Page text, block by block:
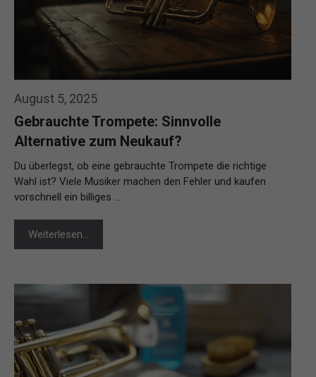
August 5, 2025
Gebrauchte Trompete: Sinnvolle
Alternative zum Neukauf?
Du überlegst, ob eine gebrauchte Trompete die richtige
Wahl ist? Viele Musiker machen den Fehler und kaufen
vorschnell ein billiges …
Weiterlesen…